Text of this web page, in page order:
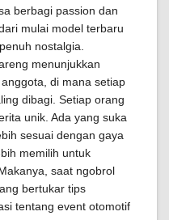
berbagi passion dan
mulai model terbaru
nostalgia.
menunjukkan
di mana setiap
dibagi. Setiap orang
unik. Ada yang suka
sesuai dengan gaya
memilih untuk
saat ngobrol
bertukar tips
tentang event otomotif